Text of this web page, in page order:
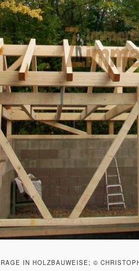
IN HOLZBAUWEISE; ©